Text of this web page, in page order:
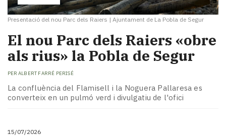
Presentació del nou Parc dels Raiers | Ajuntament de La Pobla de Segur
El nou Parc dels Raiers «obre
als rius» la Pobla de Segur
PER ALBERT FARRÉ PERISÉ
La confluència del Flamisell i la Noguera Pallaresa es
converteix en un pulmó verd i divulgatiu de l'ofici
15/07/2026